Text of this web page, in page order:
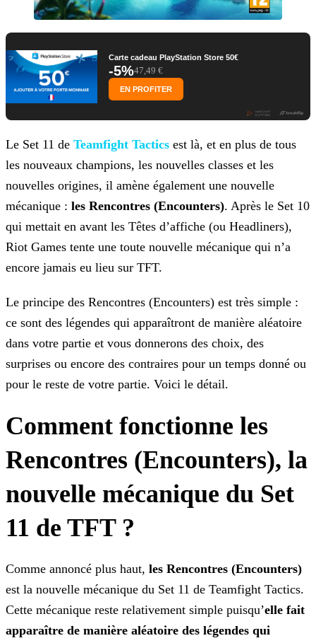
Carte cadeau PlayStation Store 50€
-5%47,49 €
EN PROFITER
Le Set 11 de Teamfight Tactics est là, et en plus de tous
les nouveaux champions, les nouvelles classes et les
nouvelles origines, il amène également une nouvelle
mécanique : les Rencontres (Encounters). Après le Set 10
qui mettait en avant les Têtes d’affiche (ou Headliners),
Riot Games tente une toute nouvelle mécanique qui n’a
encore jamais eu lieu sur TFT.
Le principe des Rencontres (Encounters) est très simple :
ce sont des légendes qui apparaîtront de manière aléatoire
dans votre partie et vous donnerons des choix, des
surprises ou encore des contraires pour un temps donné ou
pour le reste de votre partie. Voici le détail.
Comment fonctionne les
Rencontres (Encounters), la
nouvelle mécanique du Set
11 de TFT ?
Comme annoncé plus haut, les Rencontres (Encounters)
est la nouvelle mécanique du Set 11 de Teamfight Tactics.
Cette mécanique reste relativement simple puisqu’elle fait
apparaître de manière aléatoire des légendes qui